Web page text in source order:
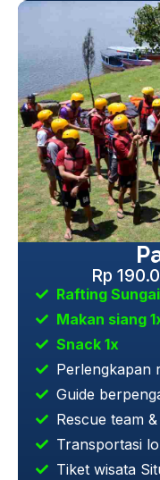
Rp
Rafting
Makan siang
Snack 1x
Perlengkapan
Guide
Rescue team
Transportasi
Tiket wisata